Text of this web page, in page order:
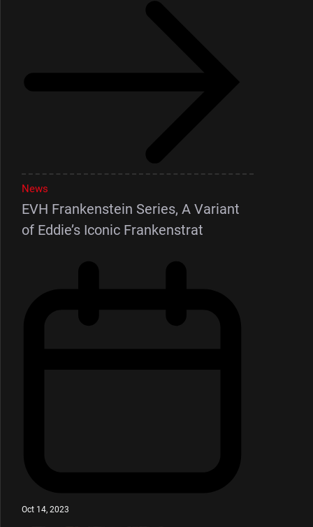
News
EVH Frankenstein Series, A Variant
of Eddie’s Iconic Frankenstrat
Oct 14, 2023